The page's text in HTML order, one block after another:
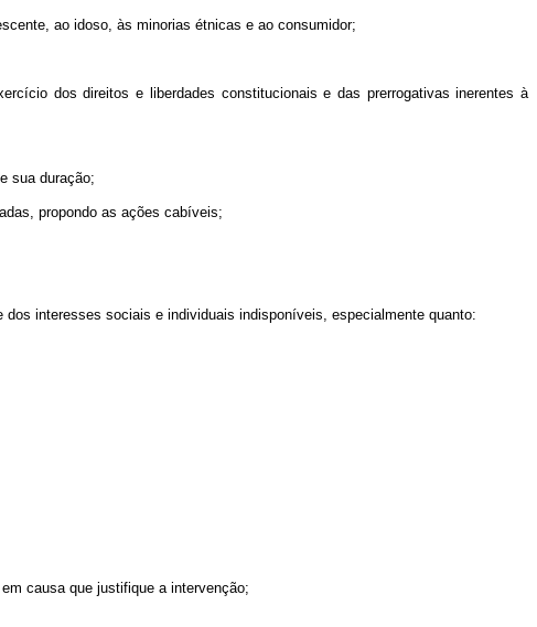
ao idoso, às minorias étnicas e ao consumidor;
dos direitos e liberdades constitucionais e das prerrogativas inerentes à
sua duração;
propondo as ações cabíveis;
interesses sociais e individuais indisponíveis, especialmente quanto:
causa que justifique a intervenção;